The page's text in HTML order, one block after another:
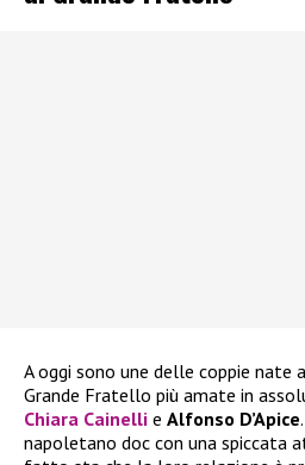
A oggi sono une delle coppie nate
Grande Fratello più amate in
Chiara Cainelli e Alfonso D’Apice
napoletano doc con una spiccata